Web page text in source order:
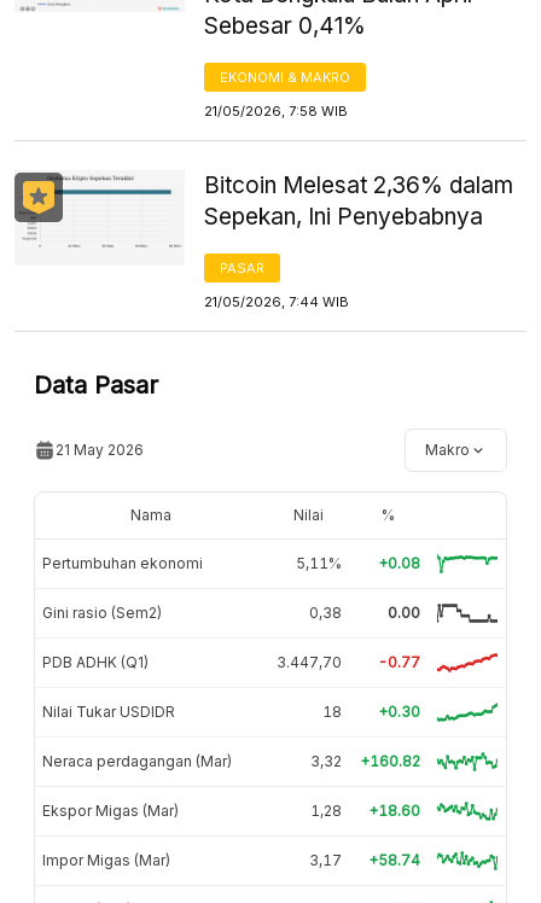
Sebesar 0,41%
EKONOMI & MAKRO
21/05/2026, 7:58 WIB
Bitcoin Melesat 2,36% dalam
Sepekan, Ini Penyebabnya
PASAR
21/05/2026, 7:44 WIB
Data Pasar
21 May 2026 Makro
Nama Nilai %
Pertumbuhan ekonomi 5,11% +0.08
Gini rasio (Sem2) 0,38 0.00
PDB ADHK (Q1) 3.447,70 -0.77
Nilai Tukar USDIDR 18 +0.30
Neraca perdagangan (Mar) 3,32 +160.82
Ekspor Migas (Mar) 1,28 +18.60
Impor Migas (Mar) 3,17 +58.74